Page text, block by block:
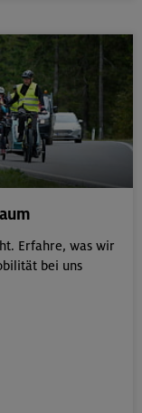
Erfahre, was wir
bei uns